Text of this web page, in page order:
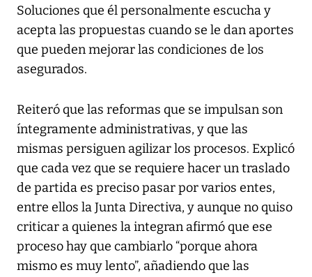
Soluciones que él personalmente escucha y
acepta las propuestas cuando se le dan aportes
que pueden mejorar las condiciones de los
asegurados.
Reiteró que las reformas que se impulsan son
íntegramente administrativas, y que las
mismas persiguen agilizar los procesos. Explicó
que cada vez que se requiere hacer un traslado
de partida es preciso pasar por varios entes,
entre ellos la Junta Directiva, y aunque no quiso
criticar a quienes la integran afirmó que ese
proceso hay que cambiarlo “porque ahora
mismo es muy lento”, añadiendo que las